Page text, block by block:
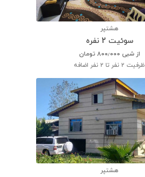
هشتپر
سوئیت 2 نفره
از شبی ۸۰۰٫۰۰۰ تومان
ظرفیت 2 نفر تا 2 نفر اضافه
هشتپر